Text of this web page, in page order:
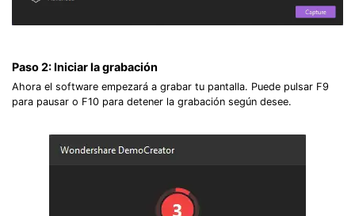
Paso 2: Iniciar la grabación
Ahora el software empezará a grabar tu pantalla. Puede pulsar F9
para pausar o F10 para detener la grabación según desee.